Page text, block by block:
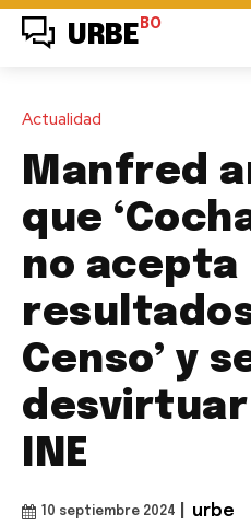
URBE BO
Actualidad
Manfred
que
no acepta
Censo’ y
desvirtuar
INE
10 septiembre 2024 urbe